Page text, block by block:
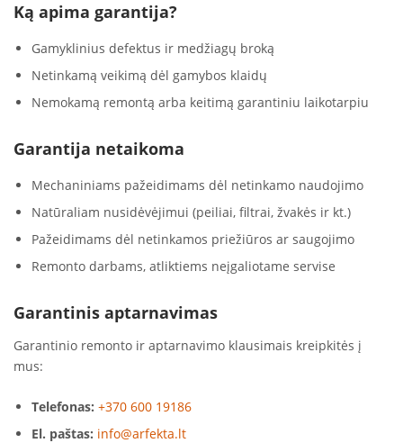
Ką apima garantija?
Gamyklinius defektus ir medžiagų broką
Netinkamą veikimą dėl gamybos klaidų
Nemokamą remontą arba keitimą garantiniu laikotarpiu
Garantija netaikoma
Mechaniniams pažeidimams dėl netinkamo naudojimo
Natūraliam nusidėvėjimui (peiliai, filtrai, žvakės ir kt.)
Pažeidimams dėl netinkamos priežiūros ar saugojimo
Remonto darbams, atliktiems neįgaliotame servise
Garantinis aptarnavimas
Garantinio remonto ir aptarnavimo klausimais kreipkitės į
mus:
Telefonas: +370 600 19186
El. paštas: info@arfekta.lt